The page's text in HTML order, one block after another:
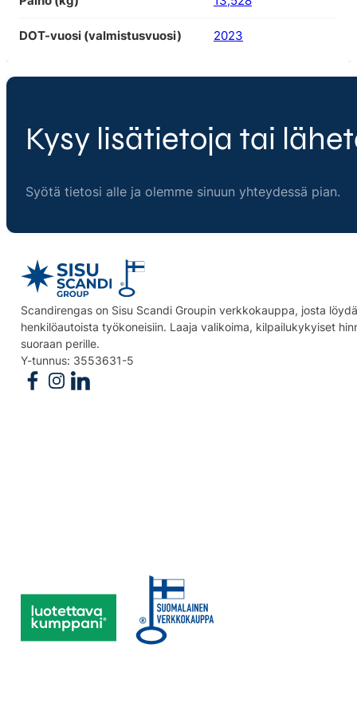
DOT-vuosi (valmistusvuosi) 2023
Kysy lisätietoja tai
Syötä tietosi alle ja olemme sinuun yhteydessä pian.
Scandirengas on Sisu Scandi Groupin verkkokauppa, josta
henkilöautoista työkoneisiin. Laaja valikoima, kilpailukykyiset
suoraan perille.
Y-tunnus: 3553631-5
Follow us on Facebook
Follow us on Instagram
Follow us on Linkedin